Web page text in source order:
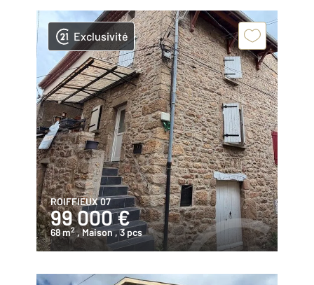
Exclusivité
ROIFFIEUX 07
99 000 €
68 m2 , Maison, 3 pcs